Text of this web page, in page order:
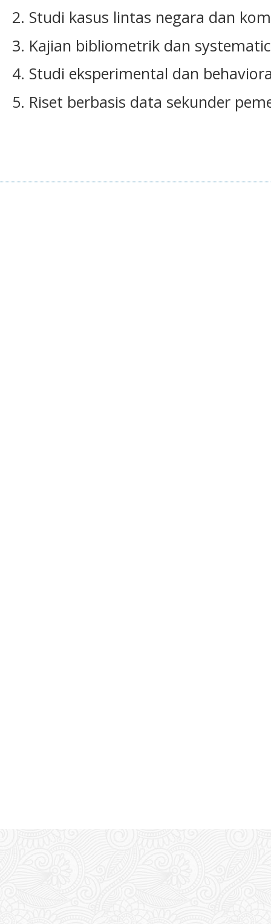
2. Studi kasus lintas negara dan
3. Kajian bibliometrik dan
4. Studi eksperimental dan
5. Riset berbasis data sekunder